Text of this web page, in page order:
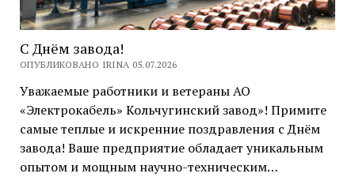
С Днём завода!
ОПУБЛИКОВАНО IRINA 05.07.2026
Уважаемые работники и ветераны АО
«Электрокабель» Кольчугинский завод»! Примите
самые теплые и искренние поздравления с Днём
завода! Ваше предприятие обладает уникальным
опытом и мощным научно-техническим…